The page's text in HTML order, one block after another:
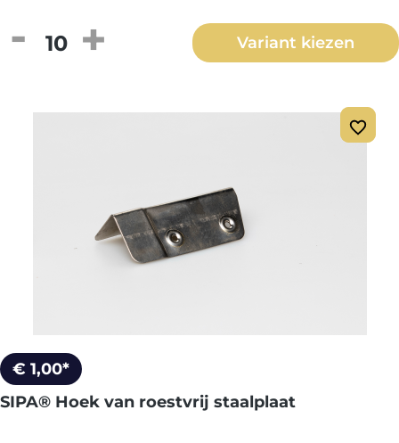
Producthoeveelheid: Voer deVariant kiezen
€ 1,00*
SIPA® Hoek van roestvrij staalplaat